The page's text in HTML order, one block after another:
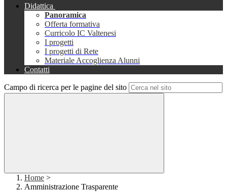
Didattica
Panoramica
Offerta formativa
Curricolo IC Valtenesi
I progetti
I progetti di Rete
Materiale Accoglienza Alunni
Contatti
Campo di ricerca per le pagine del sito
Home >
Amministrazione Trasparente